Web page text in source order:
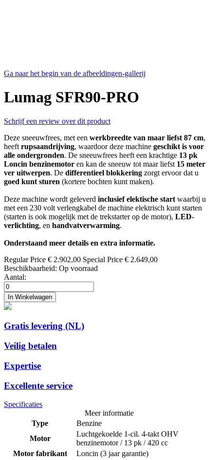
Ga naar het begin van de afbeeldingen-gallerij
Lumag SFR90-PRO
Schrijf een review over dit product
Deze sneeuwfrees, met een werkbreedte van maar liefst 87 cm,
heeft rupsaandrijving, waardoor deze machine geschikt is voor
alle ondergronden. De sneeuwfrees heeft een krachtige 13 pk
Loncin benzinemotor en kan de sneeuw tot maar liefst 15 meter
ver uitwerpen. De differentieel blokkering zorgt ervoor dat u
goed kunt sturen (kortere bochten kunt maken).
Deze machine wordt geleverd inclusief elektische start waarbij u
met een 230 volt verlengkabel de machine elektrisch kunt starten
(starten is ook mogelijk met de trekstarter op de motor), LED-
verlichting, en handvatverwarming.
Onderstaand meer details en extra informatie.
Regular Price € 2.902,00 Special Price € 2.649,00
Beschikbaarheid: Op voorraad
Aantal:
In Winkelwagen
Gratis levering (NL)
Veilig betalen
Expertise
Excellente service
Specificaties
Meer informatie
Type
Benzine
Motor
Luchtgekoelde 1-cil. 4-takt OHV
benzinemotor / 13 pk / 420 cc
Motor fabrikant
Loncin (3 jaar garantie)